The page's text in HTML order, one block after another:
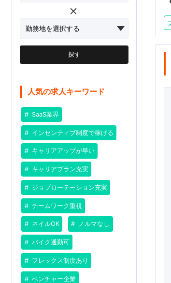
探す
人気の求人キーワード
SaaS業界
インセンティブ制度で稼げる
キャリアアップが早い
キャリアプラン充実
ジョブローテーション充実
チームワーク重視
ネイルOK ノルマなし
バイク通勤可
フレックス制度あり
ベンチャー企業